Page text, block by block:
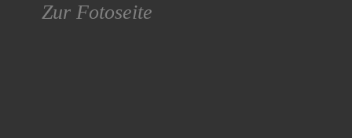
Zur Fotoseite